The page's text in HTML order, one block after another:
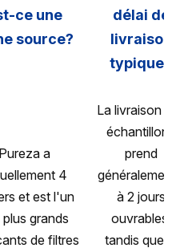
ce une
source?
délai de
livraison
typique?
Pureza a
4
et est l'un
grands
de filtres
La livraison
échantillons
prend
à 2 jours
ouvrables,
tandis que la